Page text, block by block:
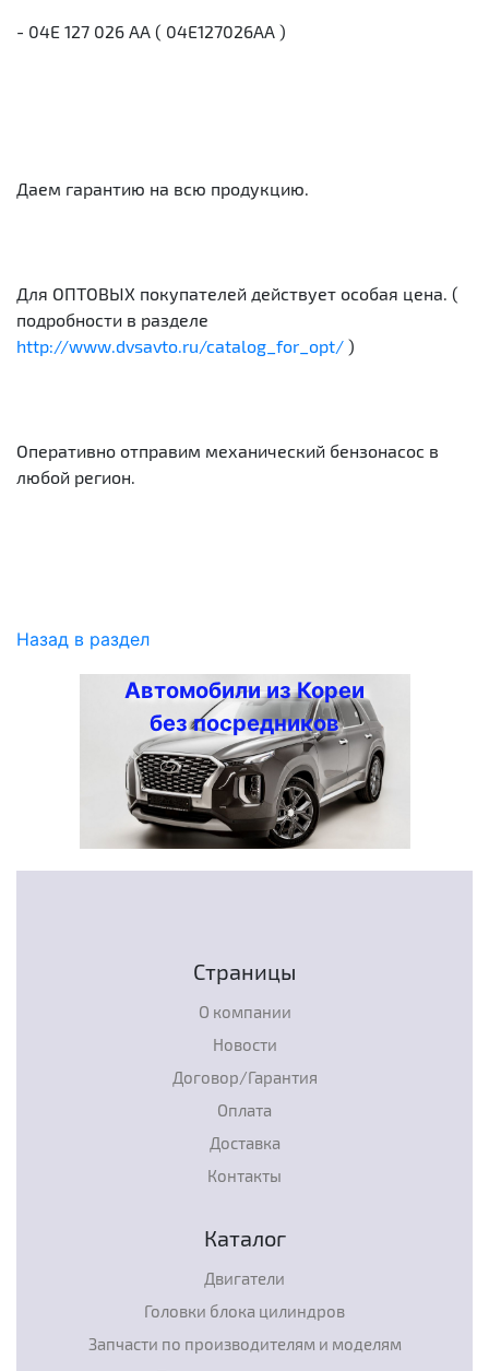
- 04E 127 026 AA ( 04E127026AA )
Даем гарантию на всю продукцию.
Для ОПТОВЫХ покупателей действует особая цена. (
подробности в разделе
http://www.dvsavto.ru/catalog_for_opt/ )
Оперативно отправим механический бензонасос в
любой регион.
Назад в раздел
Автомобили из Кореи
без посредников
Страницы
О компании
Новости
Договор/Гарантия
Оплата
Доставка
Контакты
Каталог
Двигатели
Головки блока цилиндров
Запчасти по производителям и моделям